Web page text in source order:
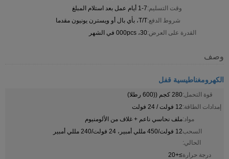
وقت التسليم:1-7 أيام عمل بعد استلام المبلغ
شروط الدفع:T/T، بأي بال أو ويسترن يونيون مقدما
القدرة على العرض:30، 000pcs في الشهر
وصف
الكهرومغناطيسية قفل
قوة التحمل:280 كجم ((600 رطلا)
إمدادات الطاقة:12 فولت / 24 فولت
مواد:ملف نحاسي ناعم + غلاف من الألومنيوم
السحب
الحالي:
12 فولت/450 مللي أمبير، 24 فولت/240 مللي أمبير
درجة حرارة≥+20